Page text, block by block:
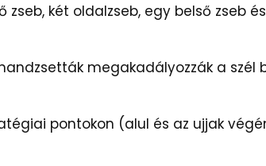
zseb, két oldalzseb, egy belső zseb
megakadályozzák a
pontokon (alul és az ujjak